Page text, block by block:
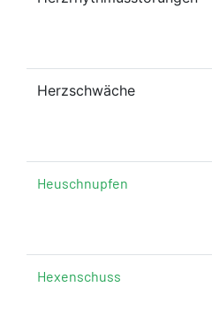
Herzschwäche
Heuschnupfen
Hexenschuss